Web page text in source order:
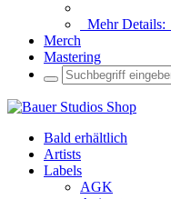
Mehr Details:
Merch
Mastering
Bald erhältlich
Artists
Labels
AGK